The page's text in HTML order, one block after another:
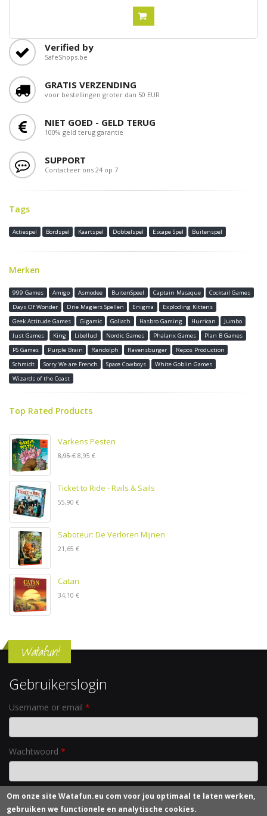
Verified by
SafeShops.be
GRATIS VERZENDING
voor bestellingen groter dan 50 EUR
NIET GOED - GELD TERUG
100% geld terug garantie
SUPPORT
Contacteer ons 24 op 7
Tags
Actiespel Bordspel Kaartspel Dobbelspel Escape Spel Buitenspel
Merken
999 Games Amigo Asmodee BuitenSpeel Captain Macaque
Cocktail Games
Days Of Wonder
Drie Magiers Spellen Enigma
Exploding Kittens
Geek Attitude Games
Gigamic Goliath Hasbro Gaming Hurrican
Jumbo
Just Games
King Libellud Nordic Games Phalanx Games
Plan B Games
PS Games
Purple Brain Randolph Ravensburger
Repos Production
Schmidt
Sorry We are French Space Cowboys
White Goblin Games
Wizards of the Coast
Top Rated Products
Varkens Pesten
8,95 € 8,95 €
Ticket to Ride - Rails & Sails
55,90 €
Saboteur: De Verloren Mijnen
21,65 €
Catan
34,10 €
Watafun!
Gebruikerslogin
Username or email *
Wachtwoord *
Nieuw wachtwoord aanvragen
Om onze siteWatafun.eu com voor jou optimaal te laten werken,
gebruiken we functionele en analytische cookies.